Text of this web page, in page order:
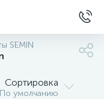
SEMIN
Сортировка
По умолчанию